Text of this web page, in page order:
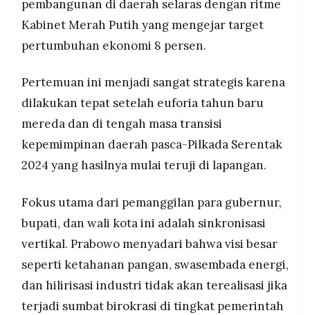
©
RESOLUSI
MEDIA
Resolusi.co
2026
PRAMUDITA
pembangunan di daerah selaras dengan ritme
Kabinet Merah Putih yang mengejar target
pertumbuhan ekonomi 8 persen.
Pertemuan ini menjadi sangat strategis karena
dilakukan tepat setelah euforia tahun baru
mereda dan di tengah masa transisi
kepemimpinan daerah pasca-Pilkada Serentak
2024 yang hasilnya mulai teruji di lapangan.
Fokus utama dari pemanggilan para gubernur,
bupati, dan wali kota ini adalah sinkronisasi
vertikal. Prabowo menyadari bahwa visi besar
seperti ketahanan pangan, swasembada energi,
dan hilirisasi industri tidak akan terealisasi jika
terjadi sumbat birokrasi di tingkat pemerintah